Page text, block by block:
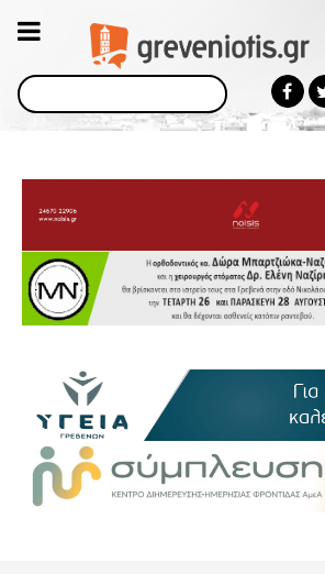
Αναζήτηση